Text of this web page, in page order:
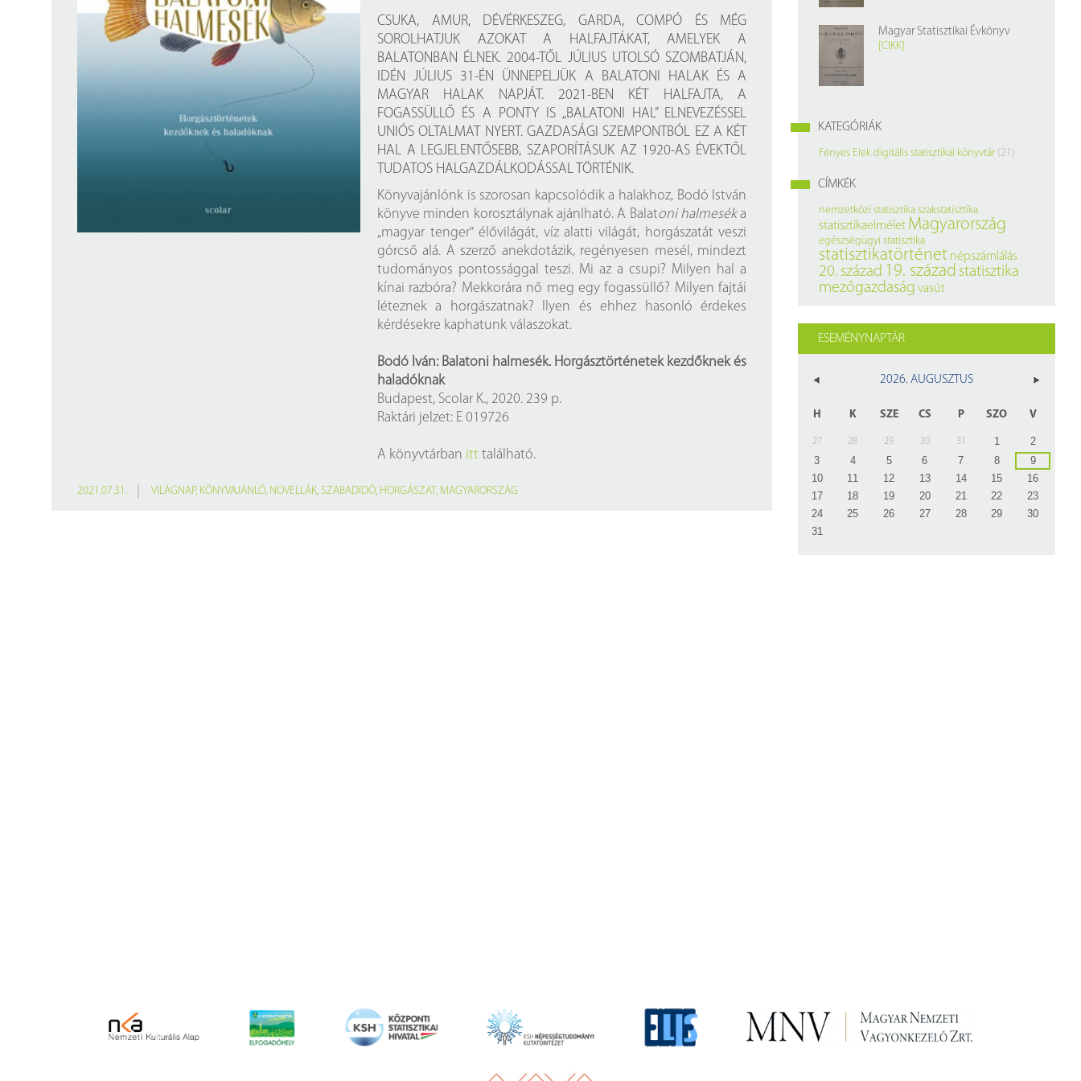
Findura Imre-díszoklevéllel kitüntetett kollégáink
Galéria
Online katalógus Próbahozzáférések adatbázisokhoz
Kitekintő
Könyvtári Hírlap
CSUKA, AMUR, DÉVÉRKESZEG, GARDA, COMPÓ ÉS MÉG
SOROLHATJUK AZOKAT A HALFAJTÁKAT, AMELYEK A
BALATONBAN ÉLNEK. 2004-TŐL JÚLIUS UTOLSÓ SZOMBATJÁN,
IDÉN JÚLIUS 31-ÉN ÜNNEPELJÜK A BALATONI HALAK ÉS A
MAGYAR HALAK NAPJÁT. 2021-BEN KÉT HALFAJTA, A
FOGASSÜLLŐ ÉS A PONTY IS „BALATONI HAL” ELNEVEZÉSSEL
UNIÓS OLTALMAT NYERT. GAZDASÁGI SZEMPONTBÓL EZ A KÉT
HAL A LEGJELENTŐSEBB, SZAPORÍTÁSUK AZ 1920-AS ÉVEKTŐL
TUDATOS HALGAZDÁLKODÁSSAL TÖRTÉNIK.
Könyvajánlónk is szorosan kapcsolódik a halakhoz, Bodó István
könyve minden korosztálynak ajánlható. A Balatoni halmeséka
„magyar tenger" élővilágát, víz alatti világát, horgászatát veszi
górcső alá. A szerző anekdotázik, regényesen mesél, mindezt
tudományos pontossággal teszi. Mi az a csupi? Milyen hal a
kínai razbóra? Mekkorára nő meg egy fogassüllő? Milyen fajtái
léteznek a horgászatnak? Ilyen és ehhez hasonló érdekes
kérdésekre kaphatunk válaszokat.
Bodó Iván: Balatoni halmesék. Horgásztörténetek kezdőknek és
haladóknak
Budapest, Scolar K., 2020. 239 p.
Raktári jelzet: E 019726
A könyvtárban itt található.
2021.07.31. VILÁGNAP, KÖNYVAJÁNLÓ, NOVELLÁK, SZABADIDŐ, HORGÁSZAT, MAGYARORSZÁG
Magyar Statisztikai Évkönyv
[CIKK]
KATEGÓRIÁK
Fényes Elek digitális statisztikai könyvtár(21)
CÍMKÉK
nemzetközi statisztika szakstatisztika
statisztikaelmélet Magyarország
egészségügyi statisztika
statisztikatörténet népszámlálás
20. század 19. század statisztika
mezőgazdaság vasút
ESEMÉNYNAPTÁR
2026. AUGUSZTUS
H K SZE CS P SZO V
27 28 29 30 31 1
2
3
4 5 6 7 8
9
10
11 12 13 14 15
16
17
18 19 20 21 22
23
24
25 26 27 28 29
30
31